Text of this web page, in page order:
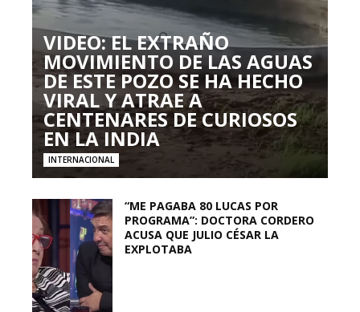
VIDEO: EL EXTRAÑO
MOVIMIENTO DE LAS AGUAS
DE ESTE POZO SE HA HECHO
VIRAL Y ATRAE A
CENTENARES DE CURIOSOS
EN LA INDIA
INTERNACIONAL
“ME PAGABA 80 LUCAS POR
PROGRAMA”: DOCTORA CORDERO
ACUSA QUE JULIO CÉSAR LA
EXPLOTABA